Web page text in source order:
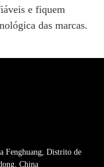
​​e fiquem
das marcas.
Fenghuang, Distrito de
China